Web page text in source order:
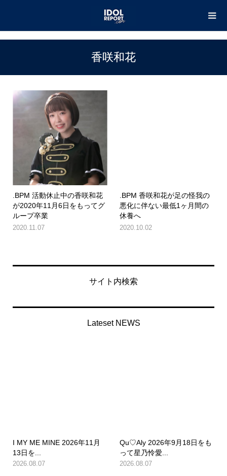
香咲和花
.BPM 活動休止中の香咲和花
が2020年11月6日をもってグ
ループ卒業
2020.11.07
.BPM 香咲和花が足の怪我の
悪化に伴ない最低1ヶ月間の
休養へ
2020.10.02
サイト内検索
Lateset NEWS
I MY ME MINE 2026年11月
13日を...
2026.08.07
Qu♡Aly 2026年9月18日をも
って星乃怜愛...
2026.08.07